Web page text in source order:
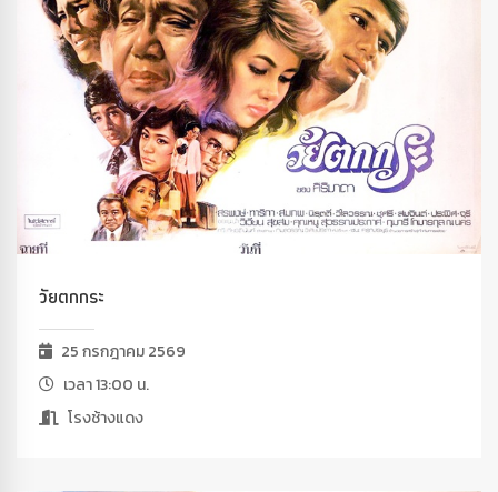
วัยตกกระ
25 กรกฎาคม 2569
เวลา 13:00 น.
โรงช้างแดง